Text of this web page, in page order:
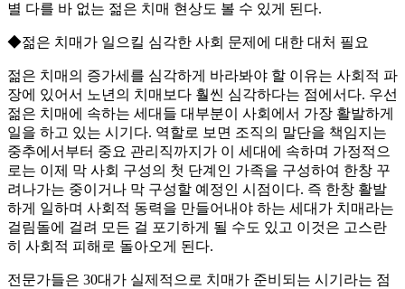
별 다를 바 없는 젊은 치매 현상도 볼 수 있게 된다.
◆젊은 치매가 일으킬 심각한 사회 문제에 대한 대처 필요
젊은 치매의 증가세를 심각하게 바라봐야 할 이유는 사회적 파
장에 있어서 노년의 치매보다 훨씬 심각하다는 점에서다. 우선
젊은 치매에 속하는 세대들 대부분이 사회에서 가장 활발하게
일을 하고 있는 시기다. 역할로 보면 조직의 말단을 책임지는
중추에서부터 중요 관리직까지가 이 세대에 속하며 가정적으
로는 이제 막 사회 구성의 첫 단계인 가족을 구성하여 한창 꾸
려나가는 중이거나 막 구성할 예정인 시점이다. 즉 한창 활발
하게 일하며 사회적 동력을 만들어내야 하는 세대가 치매라는
걸림돌에 걸려 모든 걸 포기하게 될 수도 있고 이것은 고스란
히 사회적 피해로 돌아오게 된다.
전문가들은 30대가 실제적으로 치매가 준비되는 시기라는 점